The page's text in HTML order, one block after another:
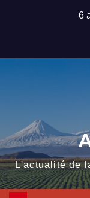
6
L'actualité de